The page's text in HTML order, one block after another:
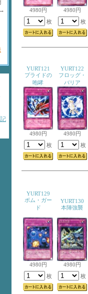
4980円
枚
4980円
枚
YURT121
プライドの
咆哮
4980円
枚
YURT122
フロッグ・
バリア
4980円
枚
YURT129
ボム・ガー
ド
4980円
枚
YURT130
本陣強襲
4980円
枚